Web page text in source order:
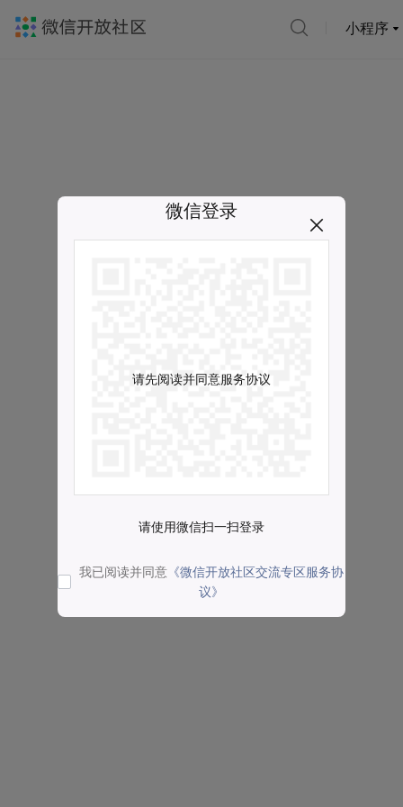
小程序
微信登录
请先阅读并同意服务协议
请使用微信扫一扫登录
我已阅读并同意 《微信开放社区交流专区服务协
议》